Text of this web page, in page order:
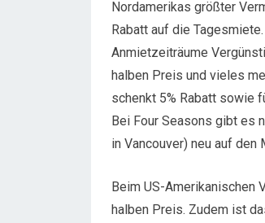
Nordamerikas größter
Rabatt auf die
Anmietzeiträume
halben Preis und vieles
schenkt 5% Rabatt sowie
Bei Four Seasons gibt es
in Vancouver) neu auf
Beim US-Amerikanischen
halben Preis. Zudem ist